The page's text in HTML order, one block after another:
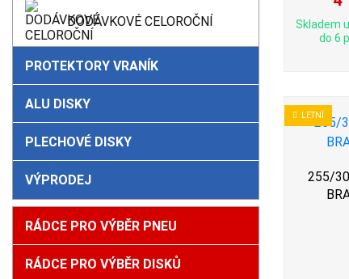
DODÁVKOVÉ CELOROČNÍ
PROTEKTORY VRANÍK
ALU DISKY
PLECHOVÉ DISKY
VÝPRODEJ
RÁDCE PRO VÝBĚR PNEU
RÁDCE PRO VÝBĚR DISKŮ
Skladem
do 6
LETNÍ
255/